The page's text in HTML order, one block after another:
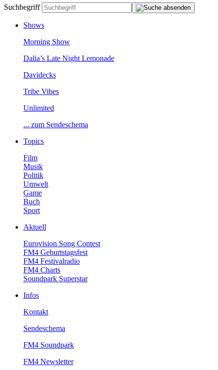
Suchbegriff
Shows
MorningShow
Dalia’sLateNightLemonade
Davidecks
TribeVibes
Unlimited
...zumSendeschema
Topics
Film
Musik
Politik
Umwelt
Game
Buch
Sport
Aktuell
EurovisionSongContest
FM4Geburtstagsfest
FM4Festivalradio
FM4Charts
SoundparkSuperstar
Infos
Kontakt
Sendeschema
FM4Soundpark
FM4Newsletter